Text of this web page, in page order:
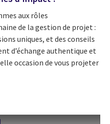
aux rôles
de la gestion de projet :
uniques, et des conseils
d’échange authentique et
occasion de vous projeter